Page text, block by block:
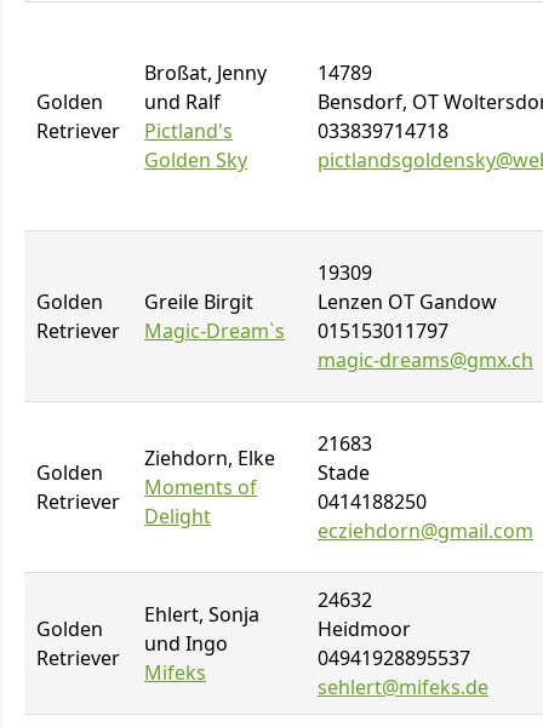
Golden
Retriever
Broßat, Jenny
und Ralf
Pictland's
Golden Sky
14789
Bensdorf, OT
033839714718
Golden
Retriever
Greile Birgit
Magic-Dream`s
19309
Lenzen OT Gandow
015153011797
magic-dreams@gmx.ch
Golden
Retriever
Ziehdorn, Elke
Moments of
Delight
21683
Stade
0414188250
ecziehdorn@gmail.com
Golden
Retriever
Ehlert, Sonja
und Ingo
Mifeks
24632
Heidmoor
04941928895537
sehlert@mifeks.de